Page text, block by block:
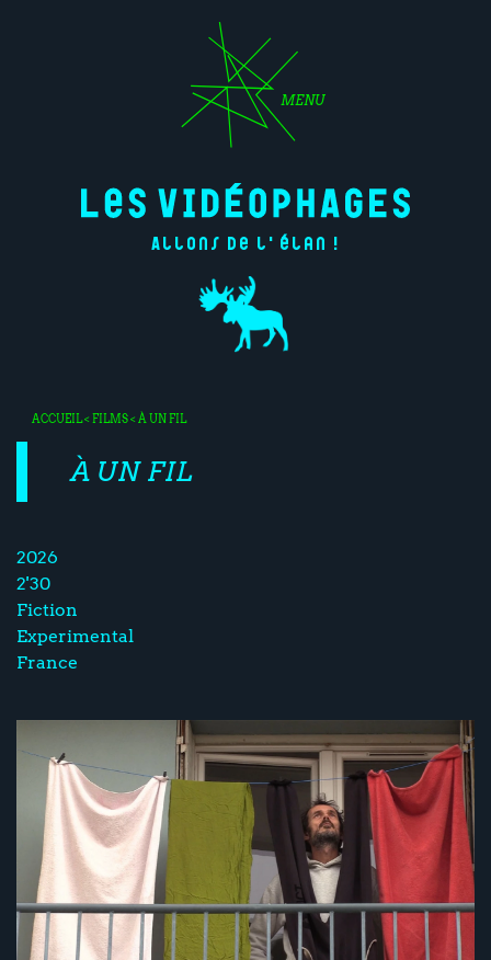
MENU
Allons de l'élan !
ACCUEIL< FILMS< À UN FIL
À UN FIL
2026
2'30
Fiction
Experimental
France